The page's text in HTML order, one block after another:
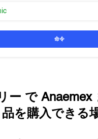
命令
ー で Anaemex
品を購入できる